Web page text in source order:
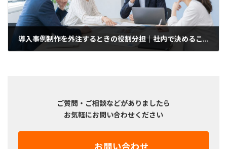
導入事例制作を外注するときの役割分担｜社内で決めること・制作会社に任せること
ご質問・ご相談などがありましたら
お気軽にお問い合わせください
お問い合わせ